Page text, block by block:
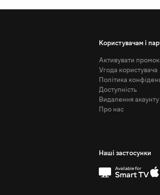
Користувачам і
Активувати
Угода користувача
Політика
Доступність
Видалення акаунту
Про нас
Наші застосунки